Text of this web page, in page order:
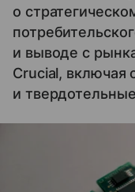
о
и выводе с
Crucial, включая
и